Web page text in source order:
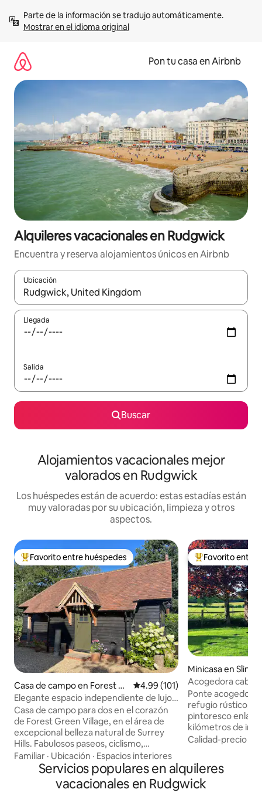
contenidoMostrar en el idioma original
Pon tu casa en Airbnb
Alquileres vacacionales en Rudgwick
Encuentra y reserva alojamientos únicos en Airbnb
Ubicación
Cuando los resultados estén disponibles, navega con las
Llegada
Salida
Buscar
Alojamientos vacacionales mejor
valorados en Rudgwick
Los huéspedes están de acuerdo: estas estadías están
muy valoradas por su ubicación, limpieza y otros
aspectos.
Favorito entre huéspedes preferido
Favorito entre huéspedes
Casa de campo en Forest Gr
een
Calificación promedio: 4.99 de
4.99 (101)
Elegante espacio independiente de lujo
para dos
Casa de campo para dos en el corazón
de Forest Green Village, en el área de
excepcional belleza natural de Surrey
Hills. Fabulosos paseos, ciclismo,
naturaleza y cenas a la vuelta de la
esquina. Disfruta de un corto paseo por
nuestro pueblo más allá del campo de
cricket hasta el popular pub Parrot:
Familiar · Ubicación · Espacios interiores
Favorito entre
Favorito entre
Minicasa en
Acogedora
campo con
Ponte acogedor
refugio rústico,
pintoresco
kilómetros de
paseos en
de Slinfold, a
aeropuerto de
comodidades
Calidad-precio
Servicios populares en alquileres
vacacionales en Rudgwick